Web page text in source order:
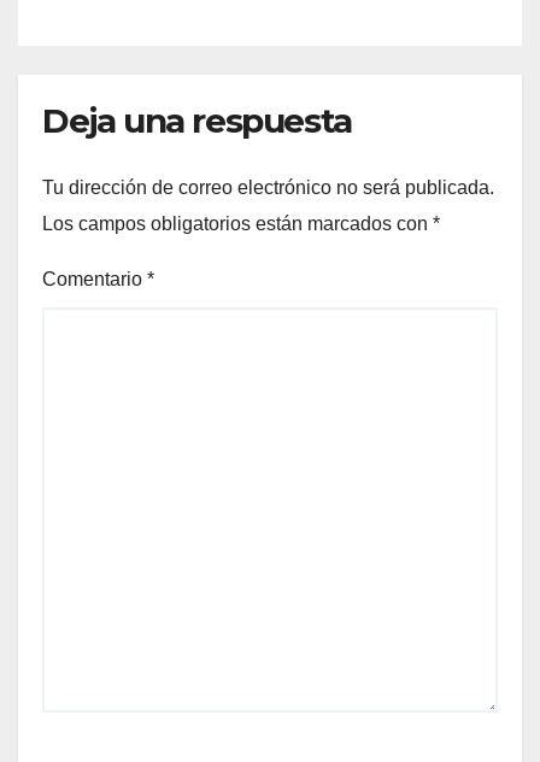
Deja una respuesta
Tu dirección de correo electrónico no será publicada.
Los campos obligatorios están marcados con *
Comentario *